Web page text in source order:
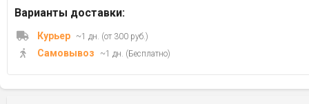
Варианты доставки:
Курьер ~1 дн. (от 300 руб.)
Самовывоз ~1 дн. (Бесплатно)